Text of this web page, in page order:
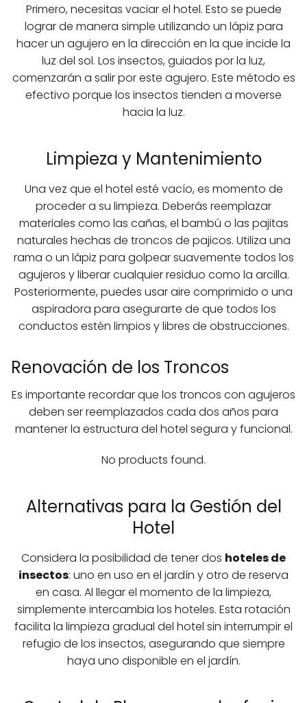
Primero, necesitas vaciar el hotel. Esto se puede
lograr de manera simple utilizando un lápiz para
hacer un agujero en la dirección en la que incide la
luz del sol. Los insectos, guiados por la luz,
comenzarán a salir por este agujero. Este método es
efectivo porque los insectos tienden a moverse
hacia la luz.
Limpieza y Mantenimiento
Una vez que el hotel esté vacío, es momento de
proceder a su limpieza. Deberás reemplazar
materiales como las cañas, el bambú o las pajitas
naturales hechas de troncos de pajicos. Utiliza una
rama o un lápiz para golpear suavemente todos los
agujeros y liberar cualquier residuo como la arcilla.
Posteriormente, puedes usar aire comprimido o una
aspiradora para asegurarte de que todos los
conductos estén limpios y libres de obstrucciones.
Renovación de los Troncos
Es importante recordar que los troncos con agujeros
deben ser reemplazados cada dos años para
mantener la estructura del hotel segura y funcional.
No products found.
Alternativas para la Gestión del
Hotel
Considera la posibilidad de tener dos hoteles de
insectos: uno en uso en el jardín y otro de reserva
en casa. Al llegar el momento de la limpieza,
simplemente intercambia los hoteles. Esta rotación
facilita la limpieza gradual del hotel sin interrumpir el
refugio de los insectos, asegurando que siempre
haya uno disponible en el jardín.